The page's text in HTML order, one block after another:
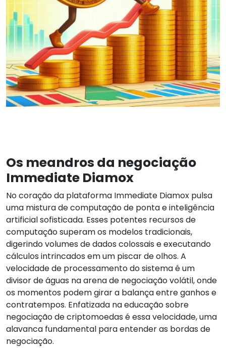
Os meandros da negociação
Immediate Diamox
No coração da plataforma Immediate Diamox pulsa
uma mistura de computação de ponta e inteligência
artificial sofisticada. Esses potentes recursos de
computação superam os modelos tradicionais,
digerindo volumes de dados colossais e executando
cálculos intrincados em um piscar de olhos. A
velocidade de processamento do sistema é um
divisor de águas na arena de negociação volátil, onde
os momentos podem girar a balança entre ganhos e
contratempos. Enfatizada na educação sobre
negociação de criptomoedas é essa velocidade, uma
alavanca fundamental para entender as bordas de
negociação.